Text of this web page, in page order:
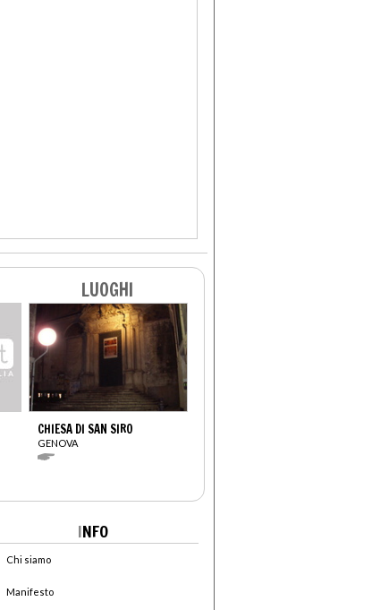
LUOGHI
CHIESA DI SAN SIRO
GENOVA
INFO
Chi siamo
Manifesto